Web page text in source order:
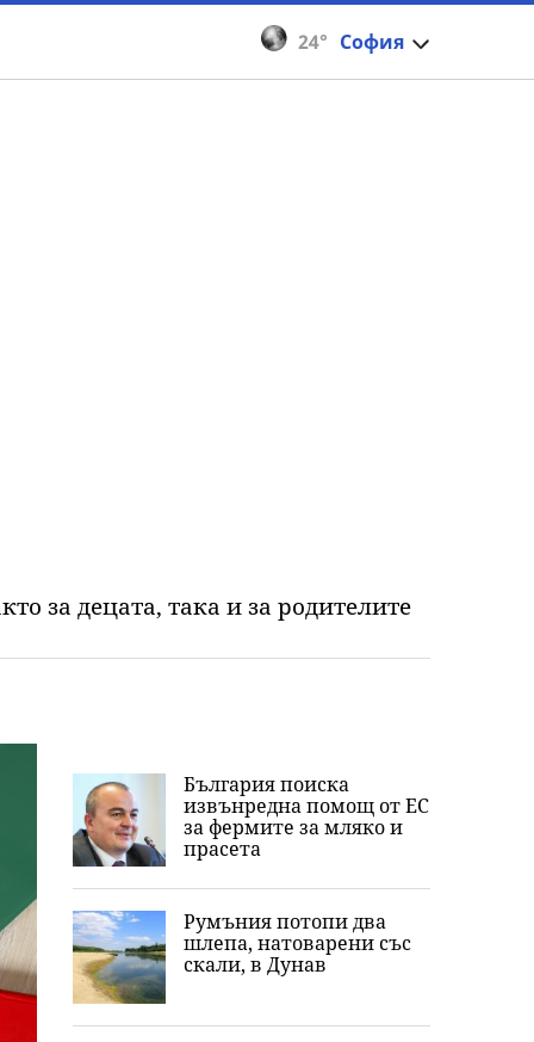
24° София
за децата, така и за родителите
България поиска
извънредна помощ от ЕС
за фермите за мляко и
прасета
Румъния потопи два
шлепа, натоварени със
скали, в Дунав